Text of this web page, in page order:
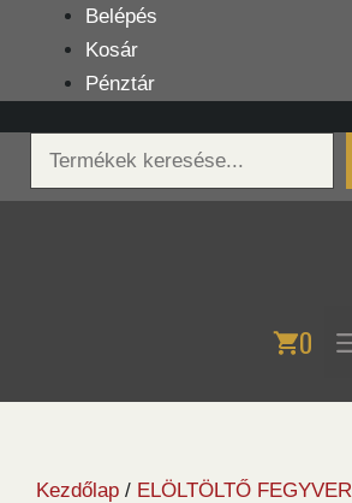
tartalomba
Belépés
Kosár
Pénztár
Keresés
0
Kezdőlap / ELÖLTÖLTŐ FEGYVER